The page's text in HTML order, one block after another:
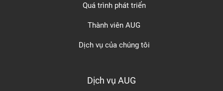
Quá trình phát triển
Thành viên AUG
Dịch vụ của chúng tôi
Dịch vụ AUG